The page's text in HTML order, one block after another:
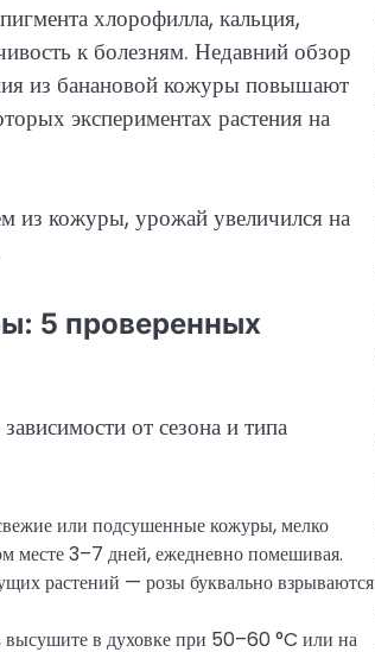
хлорофилла, кальция,
к болезням. Недавний обзор
из банановой кожуры повышают
экспериментах растения на
из кожуры, урожай увеличился на
5 проверенных
от сезона и типа
или подсушенные кожуры, мелко
месте 3–7 дней, ежедневно помешивая.
растений — розы буквально взрываются
в духовке при 50–60 °C или на